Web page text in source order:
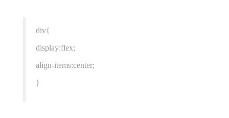
div{
display:flex;
align-items:center;
}